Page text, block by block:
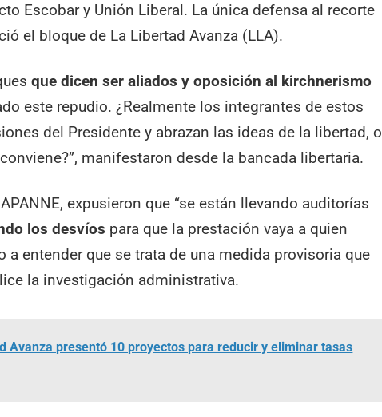
Escobar y Unión Liberal. La única defensa al recorte
el bloque de La Libertad Avanza (LLA).
que dicen ser aliados y oposición al kirchnerismo
este repudio. ¿Realmente los integrantes de estos
del Presidente y abrazan las ideas de la libertad, o
manifestaron desde la bancada libertaria.
expusieron que “se están llevando auditorías
los desvíos para que la prestación vaya a quien
a entender que se trata de una medida provisoria que
la investigación administrativa.
Avanza presentó 10 proyectos para reducir y eliminar tasas